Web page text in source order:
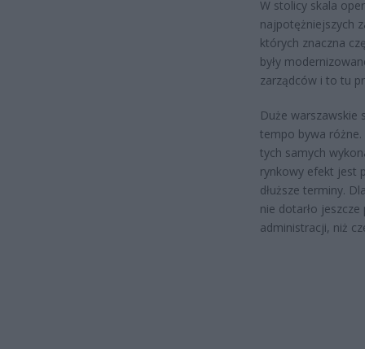
W stolicy skala
najpotężniejszych
których znaczna
były
zarządców i to tu
Duże warszawskie
tempo bywa różne.
tych samych
rynkowy efekt jest
dłuższe terminy.
nie dotarło
administracji, niż